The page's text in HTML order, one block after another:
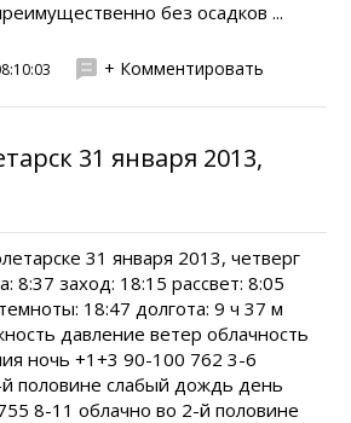
без осадков ...
+ Комментировать
31 января 2013,
31 января 2013, четверг
8:37 заход: 18:15 рассвет: 8:05
18:47 долгота: 9 ч 37 м
давление ветер облачность
ночь +1+3 90-100 762 3-6
половине слабый дождь день
8-11 облачно во 2-й половине